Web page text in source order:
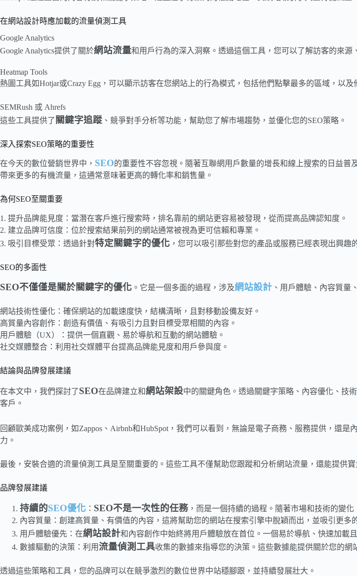
在網站設計時應加載的流量偵測工具
Google Analytics
Google Analytics提供了關於網站流量和用戶行為的深入洞察。透過這個工具，您可以了解訪客的來源
Heatmap Tools
熱圖工具如Hotjar或Crazy Egg，可以顯示訪客在您網站上的行為模式，包括他們點擊最多的區域，以及
SEMRush 或 Ahrefs
這些工具提供了 關鍵字追蹤 、競爭對手分析等功能，幫助您了解市場趨勢，並優化您的SEO策略。
深入探索SEO策略的重要性
在今天的數位營銷世界中， SEO的重要性不容忽視。隨著互聯網用戶數量的增長和線上搜索的日益
帶來更多的有機流量，這通常意味著更高的轉化率和銷售量。
為何SEO至關重要
1. 提升品牌能見度：當潛在客戶進行搜索時，排名靠前的網站更容易被發現，從而提高品牌認知度。
2. 建立品牌可信度：位於搜索結果前列的網站通常被視為更可信賴和專業。
3. 吸引目標受眾：透過針對特定關鍵字的優化 ，您可以吸引那些對您的產品或服務已經表現出興趣
SEO的多面性
SEO不僅僅是關於關鍵字的優化 。它是一個多面的過程，涉及網站設計 、用戶體驗、內容質量
網站技術性優化：確保網站的加載速度快，結構清晰，且對移動設備友好。
高質量內容創作：創造有價值、有吸引力且對目標受眾相關的內容。
用戶體驗（UX）：提供一個直觀、易於導航和互動的網站體驗。
社交媒體整合：利用社交媒體平台提高品牌能見度和用戶參與度。
結論與品牌發展建議
在本文中，我們探討了SEO在品牌建立和網站架設中的關鍵角色。透過關鍵字策略、內容優化、技術
客戶。
回顧歐美成功案例，如Zappos、Airbnb和HubSpot，我們可以看到，無論是電子商務、服務提供，還是
力。
最後，安裝合適的流量偵測工具是至關重要的。這些工具不僅幫助您跟蹤和分析網站流量，還能提供
品牌發展建議
持續的SEO優化 ： SEO不是一次性的任務 ，而是一個持續的過程。隨著市場和技術的變
內容質量：創建高質量、有價值的內容，這將幫助您的網站在搜索引擎中脫穎而出，並吸引更多
用戶體驗優先：在網站設計和內容創作中始終將用戶體驗放在首位。一個易於導航、快速加載
數據驅動的決策：利用流量偵測工具收集的數據來指導您的決策。這些數據能提供關於您的網
透過這些策略和工具，您的品牌可以在競爭激烈的數位世界中站穩腳跟，並持續發展壯大。